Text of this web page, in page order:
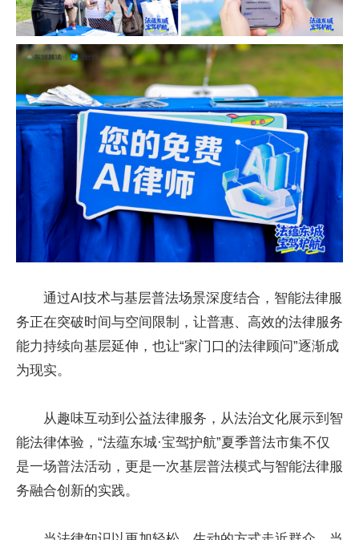
通过AI技术与基层普法场景深度结合，智能法律服
务正在突破时间与空间限制，让普惠、高效的法律服务
能力持续向基层延伸，也让“家门口的法律顾问”逐渐成
为现实。
从趣味互动到公益法律服务，从法治文化展示到智
能法律体验，“法蕴东城·宝驾护航”夏季普法市集不仅
是一场普法活动，更是一次基层普法模式与智能法律服
务融合创新的实践。